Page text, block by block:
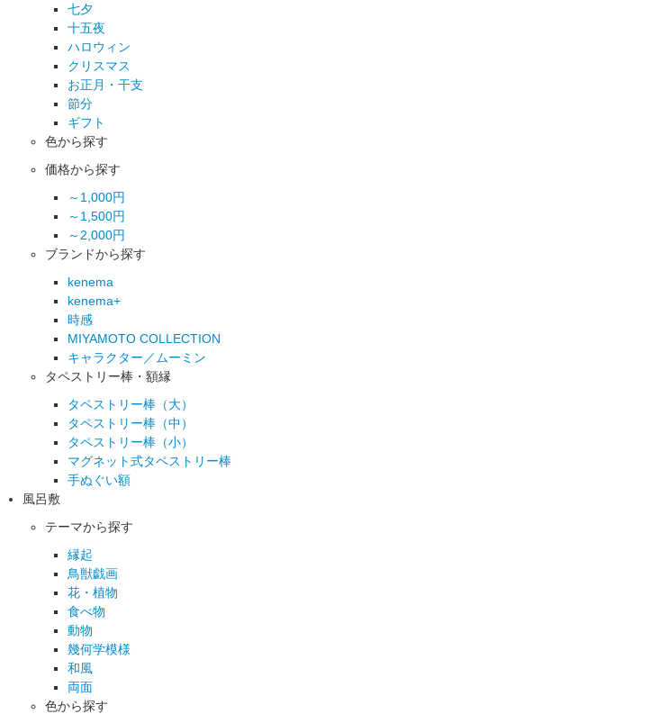
七夕
十五夜
ハロウィン
クリスマス
お正月・干支
節分
ギフト
色から探す
価格から探す
～1,000円
～1,500円
～2,000円
ブランドから探す
kenema
kenema+
時感
MIYAMOTO COLLECTION
キャラクター／ムーミン
タペストリー棒・額縁
タペストリー棒（大）
タペストリー棒（中）
タペストリー棒（小）
マグネット式タペストリー棒
手ぬぐい額
風呂敷
テーマから探す
縁起
鳥獣戯画
花・植物
食べ物
動物
幾何学模様
和風
両面
色から探す